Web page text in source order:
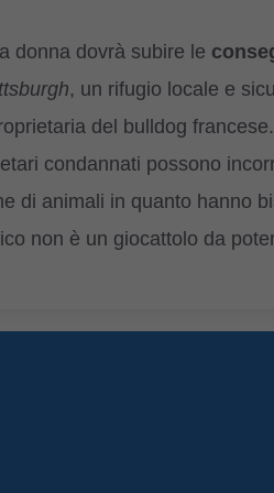
donna dovrà subire le
, un rifugio locale e
del bulldog
condannati possono
di animali in quanto hanno
non è un giocattolo da